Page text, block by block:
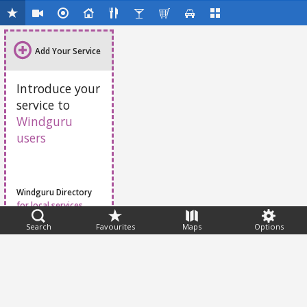
Search Favourites Maps Options
Add Your Service
Introduce your
service to
Windguru
users
Windguru Directory
for local services
Feedback